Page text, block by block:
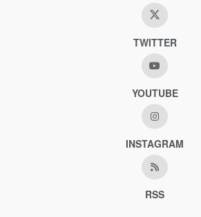
TWITTER
YOUTUBE
INSTAGRAM
RSS